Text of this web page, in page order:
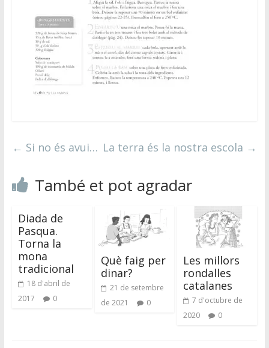
← Si no és avui… La terra és la nostra escola →
També et pot agradar
Diada de
Pasqua.
Torna la
mona
tradicional
18 d'abril de
2017
0
Què faig per
dinar?
21 de setembre
de 2021
0
Les millors
rondalles
catalanes
7 d'octubre de
2020
0